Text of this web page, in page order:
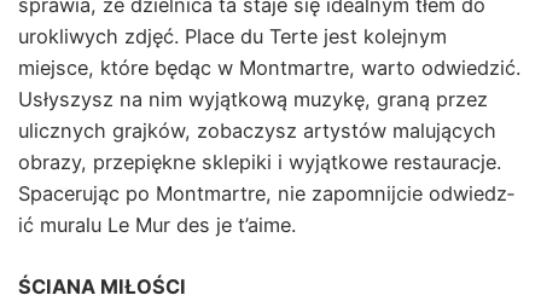
urokli­wych zdjęć. Place du Terte jest kole­jnym
miejsce, które będąc w Mont­martre, warto odwiedz­ić.
Usłyszysz na nim wyjątkową muzykę, graną przez
ulicznych gra­jków, zobaczysz artys­tów malu­ją­cych
obrazy, przepiękne sklepi­ki i wyjątkowe restau­rac­je.
Spaceru­jąc po Mont­martre, nie zapom­ni­j­cie odwiedz­
ić muralu Le Mur des je t’aime.
ŚCIANA MIŁOŚCI